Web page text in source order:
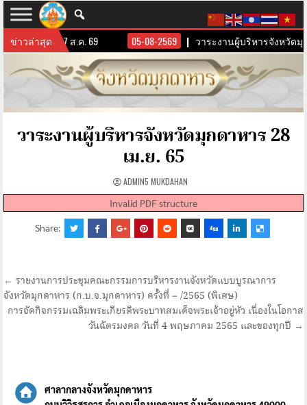
ข่าวล่าสุด
ดมุกดาหาร 7 ส.ค. 69 05-08-2569 วาระงานผู้บริหารจังหวัดมุก
วาระงานผู้บริหารจังหวัดมุกดาหาร 28
เม.ย. 65
ADMIN5 MUKDAHAN
Invalid PDF structure
Share:
แนะแนว
เรื่อง
← รายงานการประชุมคณะกรรมการบริหารงานจังหวัดแบบบูรณาการ
จังหวัดมุกดาหาร (ก.บ.จ.มุกดาหาร) ครั้งที่ – /2565 (พิเศษ)
การจัดกิจกรรมเฉลิมพระเกียรติพระบาทสมเด็จพระเจ้าอยู่หัว เนื่องในโอกาส
วันฉัตรมงคล วันที่ 4 พฤษภาคม 2565 และของทุกปี →
ศาลากลางจังหวัดมุกดาหาร